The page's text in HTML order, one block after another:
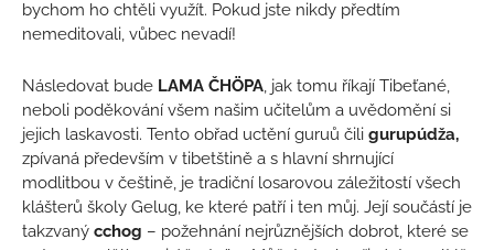
bychom ho chtěli využít. Pokud jste nikdy předtím
nemeditovali, vůbec nevadí!
Následovat bude LAMA ČHÖPA, jak tomu říkají Tibeťané,
neboli poděkování všem našim učitelům a uvědomění si
jejich laskavosti. Tento obřad uctění guruů čili gurupúdža,
zpívaná především v tibetštině a s hlavní shrnující
modlitbou v češtině, je tradiční losarovou záležitostí všech
klášterů školy Gelug, ke které patří i ten můj. Její součástí je
takzvaný cchog – požehnání nejrůznějších dobrot, které se